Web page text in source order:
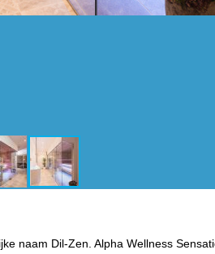
naam Dil-Zen. Alpha Wellness